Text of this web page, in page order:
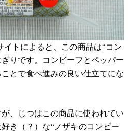
イトによると、この商品は“コン
りです。コンビーフとペッパー
とで食べ進みの良い仕立てにな
、じつはこの商品に使われてい
き（？）な“ノザキのコンビー